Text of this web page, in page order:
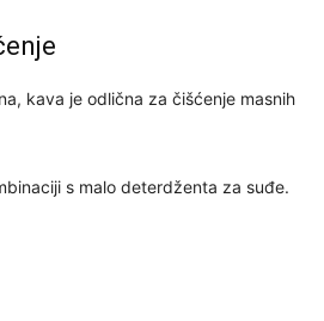
kava je odlična za čišćenje masnih
s malo deterdženta za suđe.